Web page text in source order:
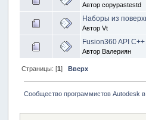
Авторcopypastestd
Наборы из
АвторVt
Fusion360 API C++
АвторВалериян
Страницы: [1] Вверх
Сообщество программистов Autodesk